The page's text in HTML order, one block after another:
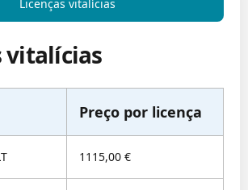
Licenças vitalícias
vitalícias
Preço por licença
1115,00 €